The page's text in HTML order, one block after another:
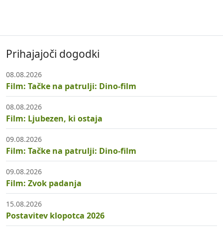
Prihajajoči dogodki
08.08.2026
Film: Tačke na patrulji: Dino-film
08.08.2026
Film: Ljubezen, ki ostaja
09.08.2026
Film: Tačke na patrulji: Dino-film
09.08.2026
Film: Zvok padanja
15.08.2026
Postavitev klopotca 2026